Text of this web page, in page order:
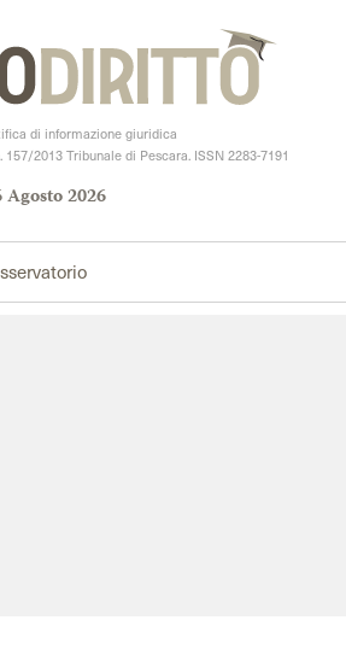
di informazione giuridica
157/2013 Tribunale di Pescara. ISSN 2283-7191
Agosto2026